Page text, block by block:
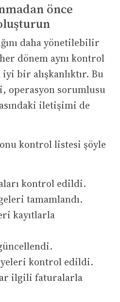
önce
daha yönetilebilir
dönem aynı kontrol
bir alışkanlıktır. Bu
operasyon sorumlusu
iletişimi de
kontrol listesi şöyle
kontrol edildi.
tamamlandı.
kayıtlarla
kontrol edildi.
ilgili faturalarla